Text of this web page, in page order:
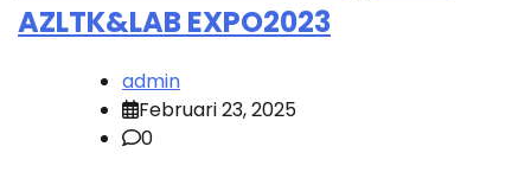
AZLTK&LAB EXPO2023
admin
Februari 23, 2025
0